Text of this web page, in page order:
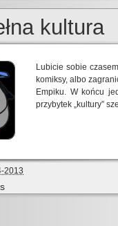
kultura
Lubicie sobie
komiksy, albo
Empiku. W końcu
przybytek „kultury”
2013